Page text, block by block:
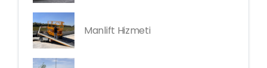
Manlift Hizmeti